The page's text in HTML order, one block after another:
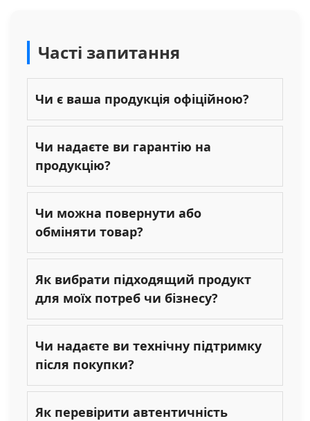
Часті запитання
Чи є ваша продукція офіційною?
Чи надаєте ви гарантію на
продукцію?
Чи можна повернути або
обміняти товар?
Як вибрати підходящий продукт
для моїх потреб чи бізнесу?
Чи надаєте ви технічну підтримку
після покупки?
Як перевірити автентичність